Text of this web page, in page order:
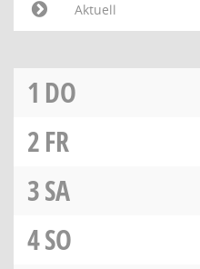
Aktuell
1 DO
2FR
3SA
4SO